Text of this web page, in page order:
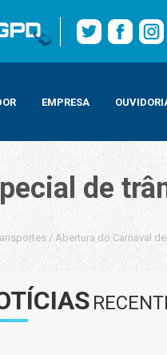
EMPRESA
de
/ Abertura do Carnaval